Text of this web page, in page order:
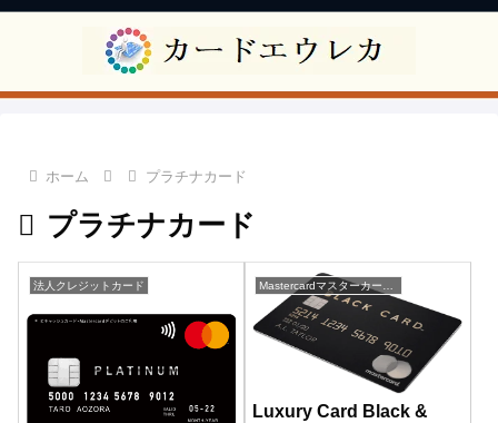
ホーム プラチナカード
プラチナカード
法人クレジットカード
Luxury Card Black &